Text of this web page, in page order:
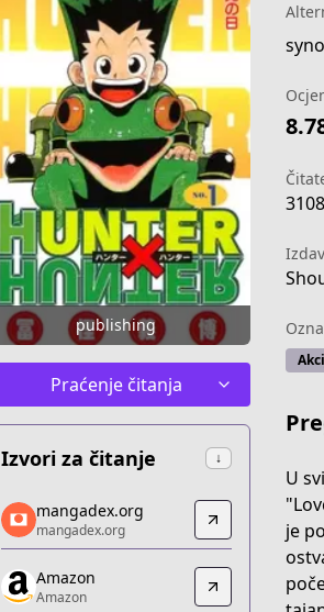
publishing
Praćenje čitanja
Izvori za čitanje ↓
mangadex.org
mangadex.org
https://mangadex.org/title/db692d58-
Amazon
mangadex.org
mangadex.org
Amazon
Amazon
U
je